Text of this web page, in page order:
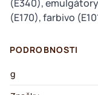
(E340),
(E170), farbivo
PODROBNOSTI
g